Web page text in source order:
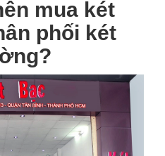
mua két
phối két